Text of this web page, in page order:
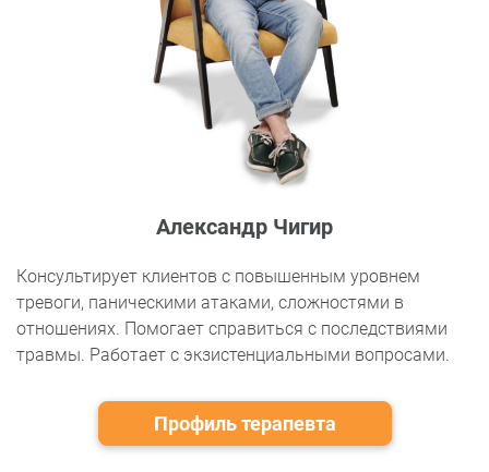
Александр Чигир
Консультирует клиентов с повышенным уровнем
тревоги, паническими атаками, сложностями в
отношениях. Помогает справиться с последствиями
травмы. Работает с экзистенциальными вопросами.
Профиль терапевта